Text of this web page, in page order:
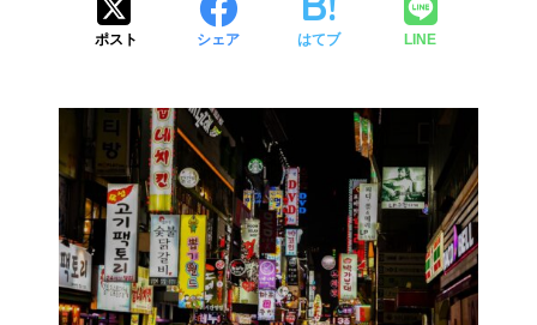
ポスト シェア はてブ LINE